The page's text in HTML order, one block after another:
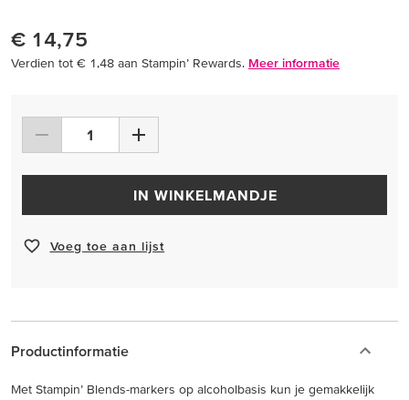
€ 14,75
Verdien tot € 1,48 aan Stampin’ Rewards. Meer informatie
IN WINKELMANDJE
Voeg toe aan lijst
Productinformatie
Met Stampin’ Blends-markers op alcoholbasis kun je gemakkelijk